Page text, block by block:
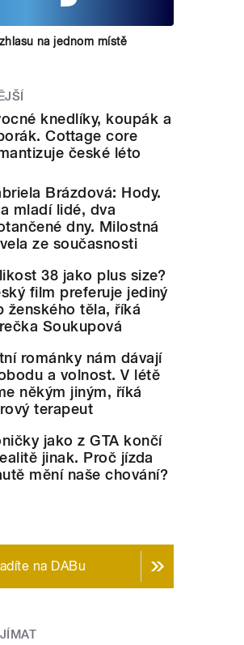
na jednom místě
knedlíky, koupák a
Cottage core
české léto
Brázdová: Hody.
mladí lidé, dva
dny. Milostná
ze současnosti
38 jako plus size?
film preferuje jediný
ženského těla, říká
Soukupová
románky nám dávají
a volnost. V létě
někým jiným, říká
terapeut
jako z GTA končí
jinak. Proč jízda
mění naše chování?
na DABu